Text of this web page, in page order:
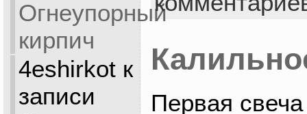
Огнеупорный
кирпич
4eshirkotк
записи
Первая